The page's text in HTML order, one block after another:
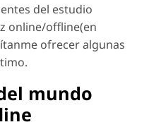
del estudio
online/offline(en
ofrecer algunas
mundo